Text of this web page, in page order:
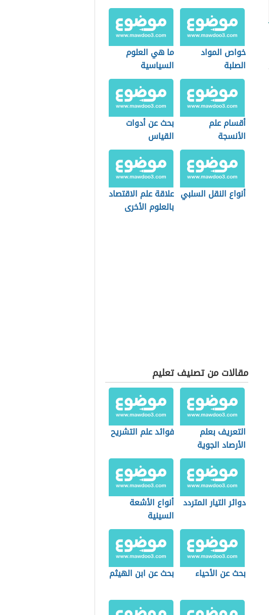
خواص المواد
الصلبة
ما هي العلوم
السياسية
أقسام علم
الأنسجة
بحث عن أدوات
القياس
أنواع النقل السلبي علاقة علم الاقتصاد
بالعلوم الأخرى
مقالات من تصنيف تعليم
التعريف بعلم
الأرصاد الجوية
فوائد علم التشريح
دوائر التيار المتردد أنواع الأشعة
السينية
بحث عن الأحياء بحث عن ابن الهيثم